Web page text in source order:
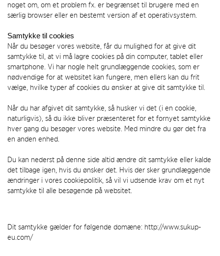
noget om, om et problem fx. er begrænset til brugere med en
særlig browser eller en bestemt version af et operativsystem.
Samtykke til cookies
Når du besøger vores website, får du mulighed for at give dit
samtykke til, at vi må lagre cookies på din computer, tablet eller
smartphone. Vi har nogle helt grundlæggende cookies, som er
nødvendige for at websitet kan fungere, men ellers kan du frit
vælge, hvilke typer af cookies du ønsker at give dit samtykke til.
Når du har afgivet dit samtykke, så husker vi det (i en cookie,
naturligvis), så du ikke bliver præsenteret for et fornyet samtykke
hver gang du besøger vores website. Med mindre du gør det fra
en anden enhed.
Du kan nederst på denne side altid ændre dit samtykke eller kalde
det tilbage igen, hvis du ønsker det. Hvis der sker grundlæggende
ændringer i vores cookiepolitik, så vil vi udsende krav om et nyt
samtykke til alle besøgende på websitet.
Dit samtykke gælder for følgende domæne: http://www.sukup-
eu.com/